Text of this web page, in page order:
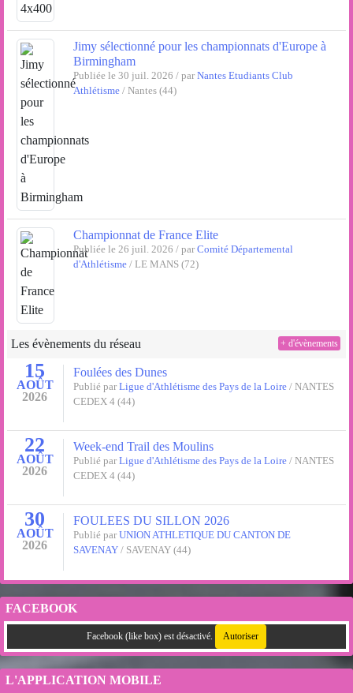
Jimy sélectionné pour les championnats d'Europe à
Birmingham
Publiée le 30 juil. 2026 / par Nantes Etudiants Club
Athlétisme/ Nantes (44)
Championnat de France Elite
Publiée le 26 juil. 2026 / par Comité Départemental
d'Athlétisme/ LE MANS (72)
Les évènements du réseau
15
AOÛT
2026
Foulées des Dunes
Publié par Ligue d'Athlétisme des Pays de la Loire/ NANTES
CEDEX 4 (44)
22
AOÛT
2026
Week-end Trail des Moulins
Publié par Ligue d'Athlétisme des Pays de la Loire/ NANTES
CEDEX 4 (44)
30
AOÛT
2026
FOULEES DU SILLON 2026
Publié par UNION ATHLETIQUE DU CANTON DE
SAVENAY/ SAVENAY (44)
+ d'évènements
FACEBOOK
Facebook (like box) est désactivé. Autoriser
L'APPLICATION MOBILE